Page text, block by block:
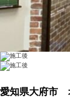
愛知県大府市